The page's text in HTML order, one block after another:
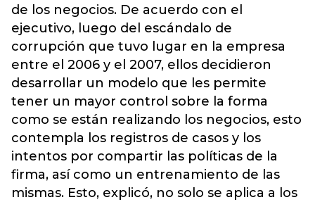
de los negocios. De acuerdo con el
ejecutivo, luego del escándalo de
corrupción que tuvo lugar en la empresa
entre el 2006 y el 2007, ellos decidieron
desarrollar un modelo que les permite
tener un mayor control sobre la forma
como se están realizando los negocios, esto
contempla los registros de casos y los
intentos por compartir las políticas de la
firma, así como un entrenamiento de las
mismas. Esto, explicó, no solo se aplica a los